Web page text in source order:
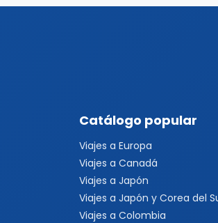
Viajes a Sudamérica
Viajes a Estados Unidos
Viajes a Nueva York
Viajes a Las Vegas
Viajes a Orlando
Viajes a Hawaii